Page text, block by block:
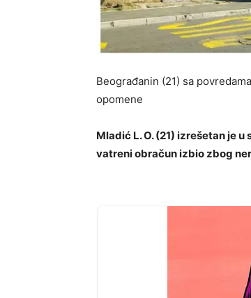
Beograđanin (21) sa
opomene
Mladić L. O. (21) izrešetan je
vatreni obračun izbio zbog